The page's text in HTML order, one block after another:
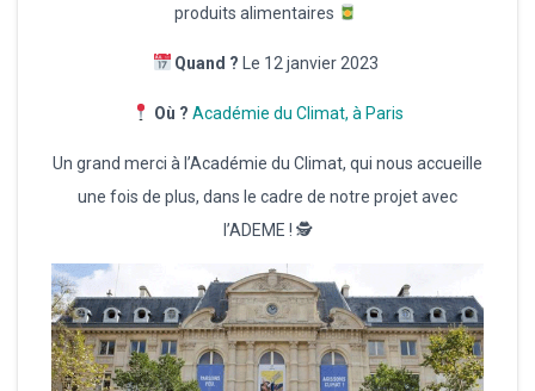
produits alimentaires
Quand ? Le 12 janvier 2023
Où ? Académie du Climat, à Paris
Un grand merci à l’Académie du Climat, qui nous accueille
une fois de plus, dans le cadre de notre projet avec
l’ADEME ! 🕵️